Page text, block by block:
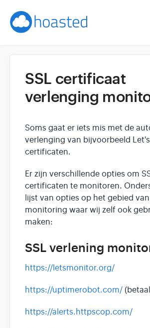
Helpdesk
Reseller & developer
Klantenpaneel →
SSL certificaat
verlenging
Soms gaat er iets mis met de
verlenging van bijvoorbeeld
certificaten.
Er zijn verschillende opties om
certificaten te monitoren.
lijst van opties op het gebied van
monitoring waar wij zelf ook
maken:
SSL verlening
https://letsmonitor.org/
https://uptimerobot.com/
https://alerts.httpscop.com/